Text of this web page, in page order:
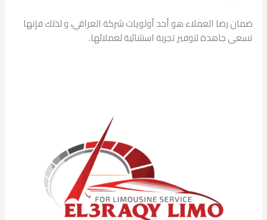
ضمان رضا العملاء هو أحد أولويات شركة العراقي، و لذلك فإنها
تسعى جاهدة لتوفير تجربة استثنائية لعملائها.